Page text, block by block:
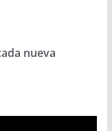
nueva